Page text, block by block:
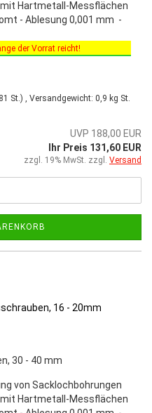
Hartmetall-Messflächen
- Ablesung 0,001 mm -
der Vorrat reicht!
bis 30.06.2025!
St.) , Versandgewicht: 0,9 kg St.
UVP 188,00 EUR
Ihr Preis 131,60 EUR
zzgl. 19% MwSt. zzgl. Versand
30 - 40 mm
von Sacklochbohrungen
Hartmetall-Messflächen